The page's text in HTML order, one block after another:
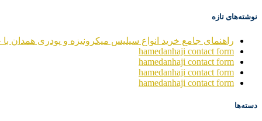
نوشته‌های تازه
راهنمای جامع خرید انواع سیلیس میکرونیزه و پودری همدان با
hamedanhaji contact form
hamedanhaji contact form
hamedanhaji contact form
hamedanhaji contact form
دسته‌ها